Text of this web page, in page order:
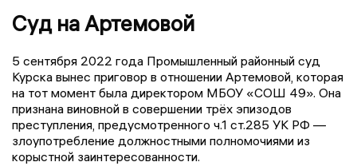
Суд на Артемовой
5 сентября 2022 года Промышленный районный суд
Курска вынес приговор в отношении Артемовой, которая
на тот момент была директором МБОУ «СОШ 49». Она
признана виновной в совершении трёх эпизодов
преступления, предусмотренного ч.1 ст.285 УК РФ —
злоупотребление должностными полномочиями из
корыстной заинтересованности.